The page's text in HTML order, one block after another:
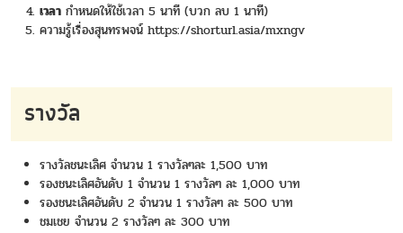
เวลา กำหนดให้ใช้เวลา 5 นาที (บวก ลบ 1 นาที)
ความรู้เรื่องสุนทรพจน์ https://shorturl.asia/mxngv
รางวัล
รางวัลชนะเลิศ จำนวน 1 รางวัลๆละ 1,500 บาท
รองชนะเลิศอันดับ 1 จำนวน 1 รางวัลๆ ละ 1,000 บาท
รองชนะเลิศอันดับ 2 จำนวน 1 รางวัลๆ ละ 500 บาท
ชมเชย จำนวน 2 รางวัลๆ ละ 300 บาท